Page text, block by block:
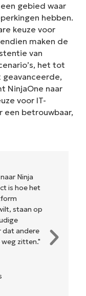
gebied waar
hebben.
keuze voor
maken de
van
het tot
NinjaOne naar
voor IT-
een betrouwbaar,
interface met
is geen
te
en
interface